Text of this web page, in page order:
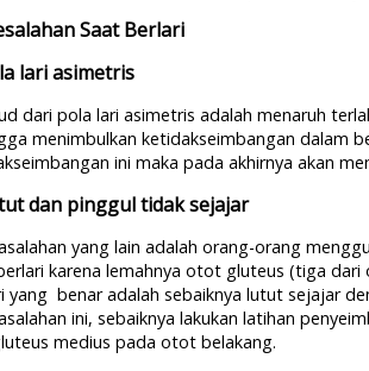
Saat Berlari
lari asimetris
dari pola lari asimetris adalah menaruh
menimbulkan ketidakseimbangan dalam
ini maka pada akhirnya akan
dan pinggul tidak sejajar
yang lain adalah orang-orang
karena lemahnya otot gluteus (tiga
yang benar adalah sebaiknya lutut sejajar
ini, sebaiknya lakukan latihan
medius pada otot belakang.